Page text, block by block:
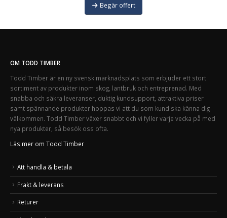
Begär offert
OM TODD TIMBER
Todd Timber är en ny svensk marknadsplats som erbjuder ett stort
sortiment av produkter inom skog, lantbruk och entreprenad. Med
snabba och säkra leveranser, duktig kundsupport, attraktiva priser
samt spännande produkter hoppas vi att du som kund ska känna dig
välkommen. Todd Timber växer snabbt och vi fyller varje vecka på med
nya produkter, så besök oss ofta.
Läs mer om Todd Timber
Att handla & betala
Frakt & leverans
Returer